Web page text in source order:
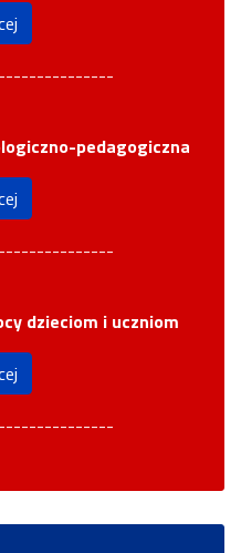
pedagogiczna
dzieciom i uczniom